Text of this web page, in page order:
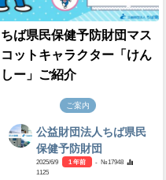
ちば県民保健予防財団マス
コットキャラクター「けん
しー」ご紹介
ご案内
公益財団法人ちば県民
保健予防財団
2025/6/9 1 年前
- №17948
1125